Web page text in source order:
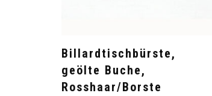
Billardtischbürste,
geölte Buche,
Rosshaar/Borste